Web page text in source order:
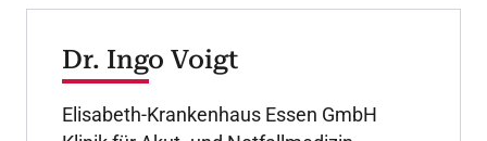
Dr. Ingo Voigt
Elisabeth-Krankenhaus Essen GmbH